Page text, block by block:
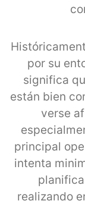
por su
significa
están bien
verse
principal
intenta
realizando